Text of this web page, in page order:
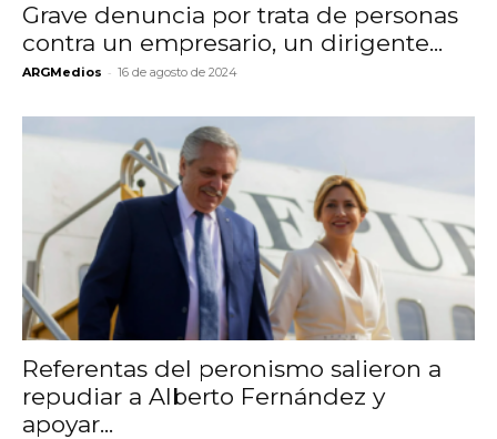
Grave denuncia por trata de personas
contra un empresario, un dirigente...
ARGMedios - 16 de agosto de 2024
Referentas del peronismo salieron a
repudiar a Alberto Fernández y
apoyar...